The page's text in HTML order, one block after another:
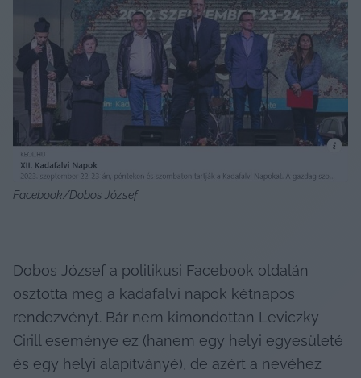
Facebook/Dobos József
Dobos József a politikusi Facebook oldalán
osztotta meg a kadafalvi napok kétnapos
rendezvényt. Bár nem kimondottan Leviczky
Cirill eseménye ez (hanem egy helyi egyesületé
és egy helyi alapítványé), de azért a nevéhez